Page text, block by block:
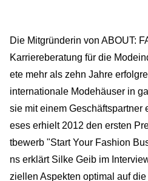
Die Mitgründerin von ABOUT:
Karriereberatung für die
ete mehr als zehn Jahre
internationale Modehäuser in
sie mit einem Geschäftspartner
eses erhielt 2012 den ersten
tbewerb "Start Your Fashion
ns erklärt Silke Geib im
ziellen Aspekten optimal auf